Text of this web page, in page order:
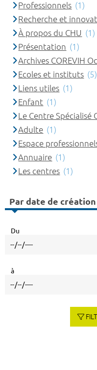
Professionnels (1)
Recherche et
À propos du CHU (1)
Présentation (1)
Archives COREVIH
Ecoles et instituts (5)
Liens utiles (1)
Enfant (1)
Le Centre Spécialisé
Adulte (1)
Espace
Annuaire (1)
Les centres (1)
Par date de création
Du
à